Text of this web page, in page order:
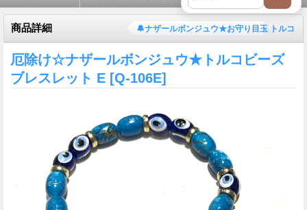
商品詳細 🔔ナザールボンジュウ★お守り目玉 トルコ
厄除け☆ナザールボンジュウ★トルコビーズ
ブレスレット E [Q-106E]